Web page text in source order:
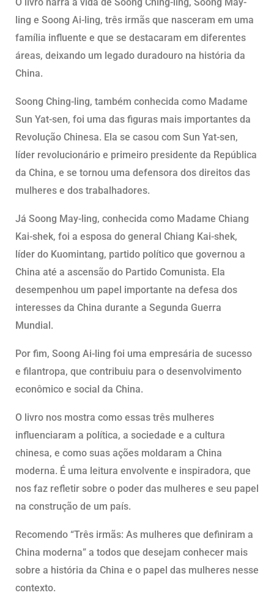
O livro narra a vida de Soong Ching-ling, Soong May-
ling e Soong Ai-ling, três irmãs que nasceram em uma
família influente e que se destacaram em diferentes
áreas, deixando um legado duradouro na história da
China.
Soong Ching-ling, também conhecida como Madame
Sun Yat-sen, foi uma das figuras mais importantes da
Revolução Chinesa. Ela se casou com Sun Yat-sen,
líder revolucionário e primeiro presidente da República
da China, e se tornou uma defensora dos direitos das
mulheres e dos trabalhadores.
Já Soong May-ling, conhecida como Madame Chiang
Kai-shek, foi a esposa do general Chiang Kai-shek,
líder do Kuomintang, partido político que governou a
China até a ascensão do Partido Comunista. Ela
desempenhou um papel importante na defesa dos
interesses da China durante a Segunda Guerra
Mundial.
Por fim, Soong Ai-ling foi uma empresária de sucesso
e filantropa, que contribuiu para o desenvolvimento
econômico e social da China.
O livro nos mostra como essas três mulheres
influenciaram a política, a sociedade e a cultura
chinesa, e como suas ações moldaram a China
moderna. É uma leitura envolvente e inspiradora, que
nos faz refletir sobre o poder das mulheres e seu papel
na construção de um país.
Recomendo “Três irmãs: As mulheres que definiram a
China moderna” a todos que desejam conhecer mais
sobre a história da China e o papel das mulheres nesse
contexto.